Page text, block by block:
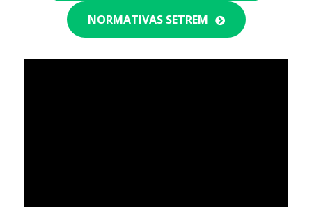
NORMATIVAS SETREM